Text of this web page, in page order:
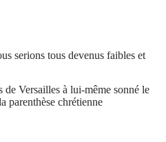
serions tous devenus faibles et
Versailles à lui-même sonné le
parenthèse chrétienne